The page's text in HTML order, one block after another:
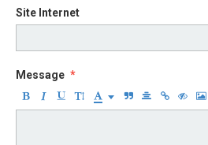
Site Internet
Message